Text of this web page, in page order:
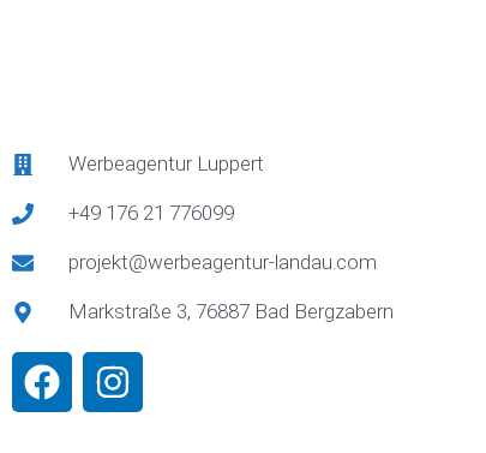
Werbeagentur Luppert
+49 176 21 776099
projekt@werbeagentur-landau.com
Markstraße 3, 76887 Bad Bergzabern
F
a
I
n